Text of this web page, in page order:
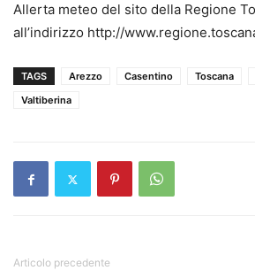
Allerta meteo del sito della Regione
all’indirizzo http://
TAGS Arezzo Casentino Toscana
Valtiberina
Articolo precedente